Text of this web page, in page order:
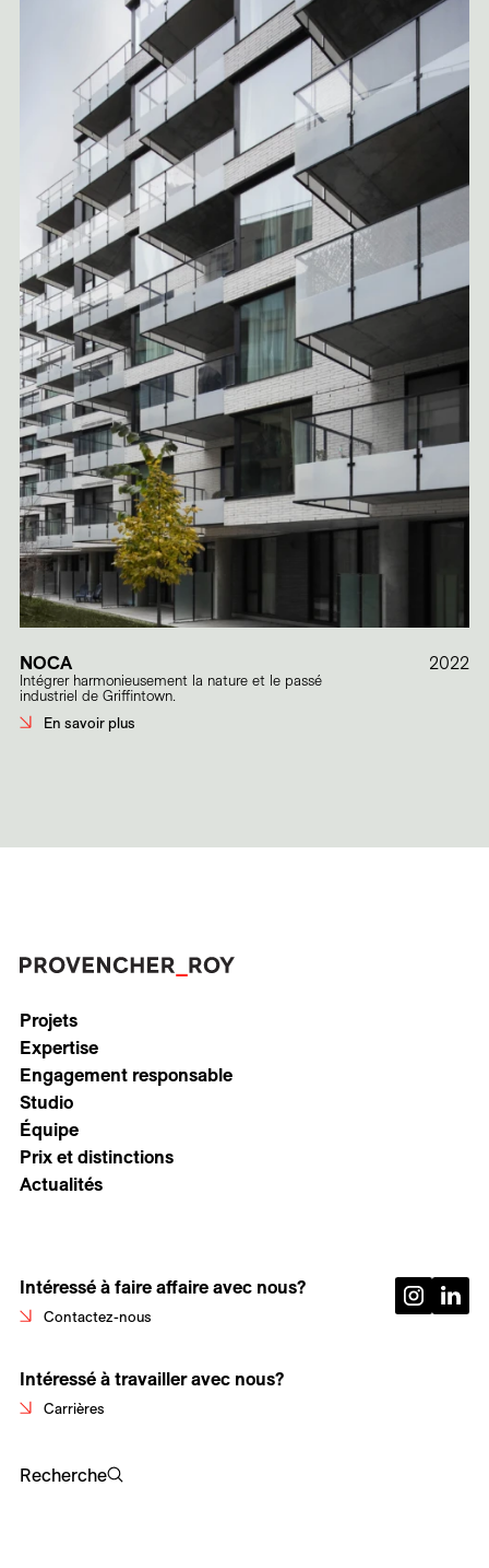
NOCA
Intégrer harmonieusement la nature et le passé
industriel de Griffintown.
En savoir plus
2022
Projets
Expertise
Engagement responsable
Studio
Équipe
Prix et distinctions
Actualités
Intéressé à faire affaire avec nous?
Contactez-nous
Intéressé à travailler avec nous?
Carrières
Recherche